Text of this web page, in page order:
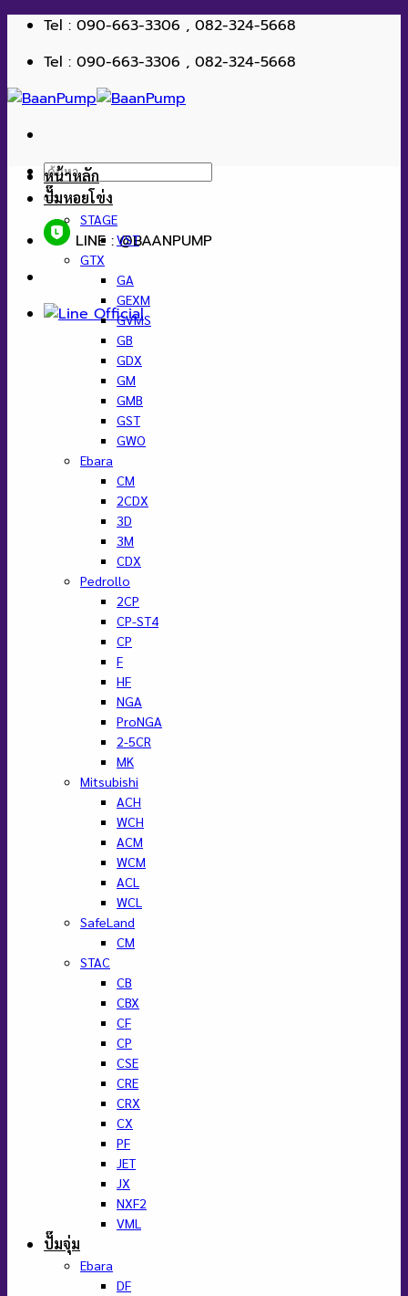
ข้าม
เนื้อหา
Tel : 090-663-3306 , 082-324-5668
Tel : 090-663-3306 , 082-324-5668
ค้นหา:
LINE : @BAANPUMP
หน้าหลัก
ปั๊มหอยโข่ง
STAGE
VST
GTX
GA
GEXM
GVMS
GB
GDX
GM
GMB
GST
GWO
Ebara
CM
2CDX
3D
3M
CDX
Pedrollo
2CP
CP-ST4
CP
F
HF
NGA
ProNGA
2-5CR
MK
Mitsubishi
ACH
WCH
ACM
WCM
ACL
WCL
SafeLand
CM
STAC
CB
CBX
CF
CP
CSE
CRE
CRX
CX
PF
JET
JX
NXF2
VML
ปั๊มจุ่ม
Ebara
DF